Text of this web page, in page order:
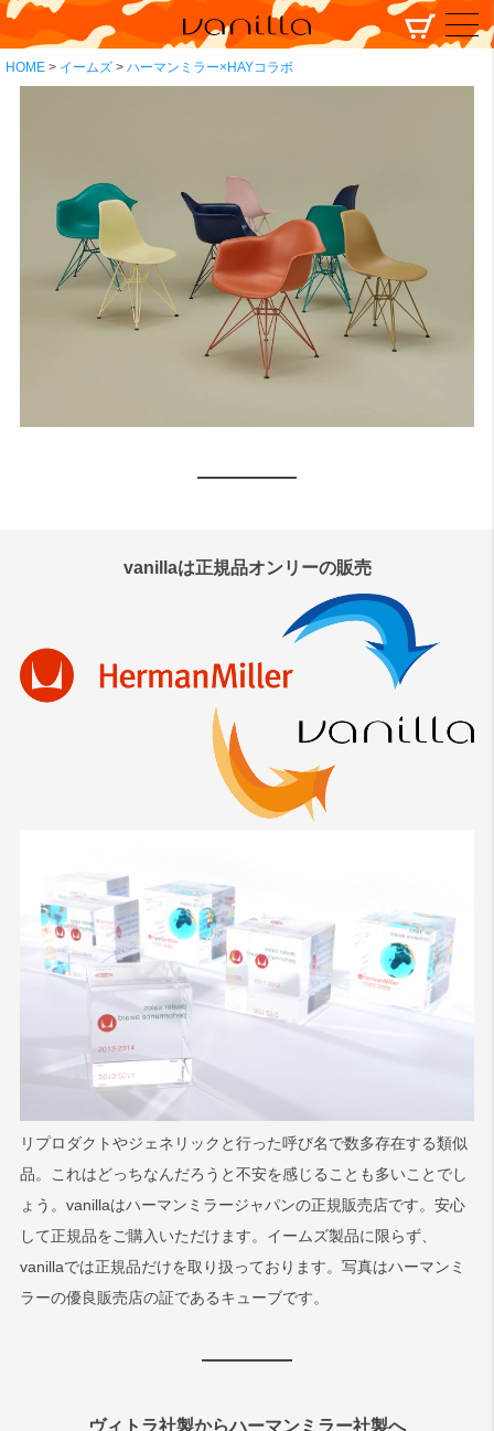
HOME イームズ ハーマンミラー×HAYコラボ
vanillaは正規品オンリーの販売
リプロダクトやジェネリックと行った呼び名で数多存在する類似
品。これはどっちなんだろうと不安を感じることも多いことでし
ょう。vanillaはハーマンミラージャパンの正規販売店です。安心
して正規品をご購入いただけます。イームズ製品に限らず、
vanillaでは正規品だけを取り扱っております。写真はハーマンミ
ラーの優良販売店の証であるキューブです。
ヴィトラ社製からハーマンミラー社製へ